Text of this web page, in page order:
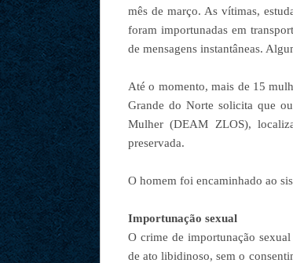
mês de março. As vítimas,
foram importunadas em
de mensagens instantâneas.
Até o momento, mais de 15
Grande do Norte solicita que
Mulher (DEAM ZLOS),
preservada.
O homem foi encaminhado ao
Importunação sexual
O crime de importunação
de ato libidinoso, sem o